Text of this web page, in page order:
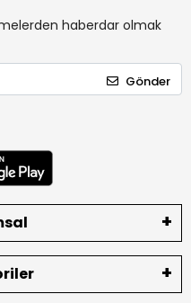
haberdar olmak
Gönder